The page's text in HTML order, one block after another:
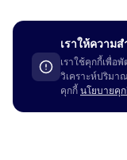
เราให้ความ
เราใช้คุกกี้เพื่อ
วิเคราะห์ปริมา
คุกกี้นโยบายคุ